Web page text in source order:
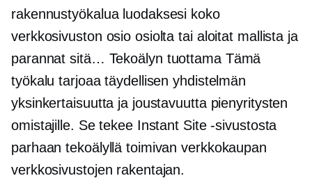
rakennustyökalua luodaksesi koko
verkkosivuston osio osiolta tai aloitat mallista ja
parannat sitä… Tekoälyn tuottamaTämä
työkalu tarjoaa täydellisen yhdistelmän
yksinkertaisuutta ja joustavuutta pienyritysten
omistajille. Se tekee Instant Site -sivustosta
parhaan tekoälyllä toimivan verkkokaupan
verkkosivustojen rakentajan.